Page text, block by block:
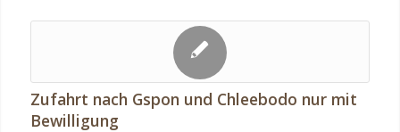
Zufahrt nach Gspon und Chleebodo nur mit
Bewilligung